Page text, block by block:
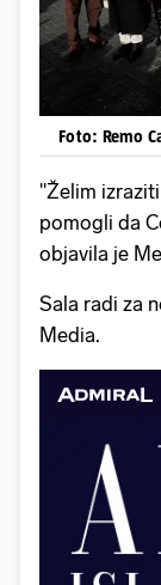
Foto: Remo
"Želim
pomogli da
objavila je
Sala radi za
Media.